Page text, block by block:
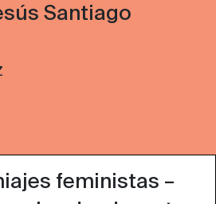
Santiago
feministas –